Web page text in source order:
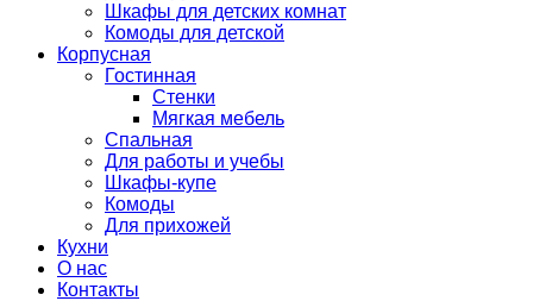
Шкафы для детских комнат
Комоды для детской
Корпусная
Гостинная
Стенки
Мягкая мебель
Спальная
Для работы и учебы
Шкафы-купе
Комоды
Для прихожей
Кухни
О нас
Контакты